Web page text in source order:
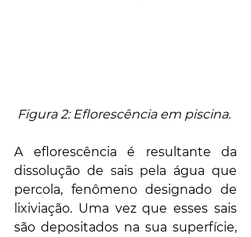
Figura 2: Eflorescência em piscina.
A eflorescência é resultante da
dissolução de sais pela água que
percola, fenômeno designado de
lixiviação. Uma vez que esses sais
são depositados na sua superfície,